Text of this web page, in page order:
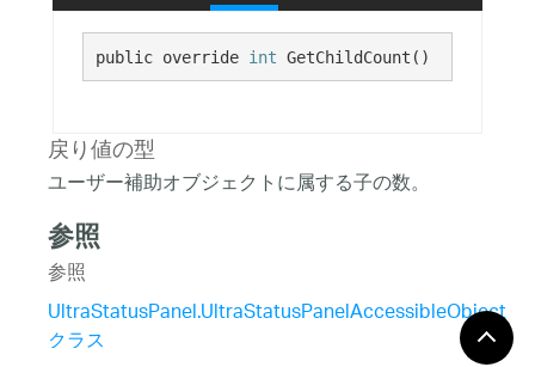
public override int GetChildCount()
戻り値の型
ユーザー補助オブジェクトに属する子の数。
参照
参照
UltraStatusPanel.UltraStatusPanelAccessibleObject
クラス